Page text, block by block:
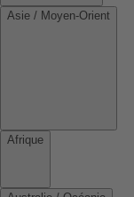
Asie / Moyen-Orient
Afrique